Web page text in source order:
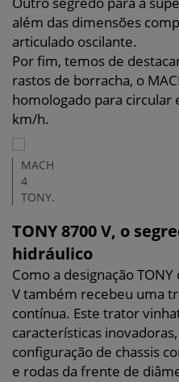
além das dimensões
articulado oscilante.
Por fim, temos de
rastos de borracha, o
homologado para circular
km/h.
MACH
4
TONY.
TONY 8700 V, o
hidráulico
Como a designação
V também recebeu uma
contínua. Este trator
características
configuração de chassis
e rodas da frente de